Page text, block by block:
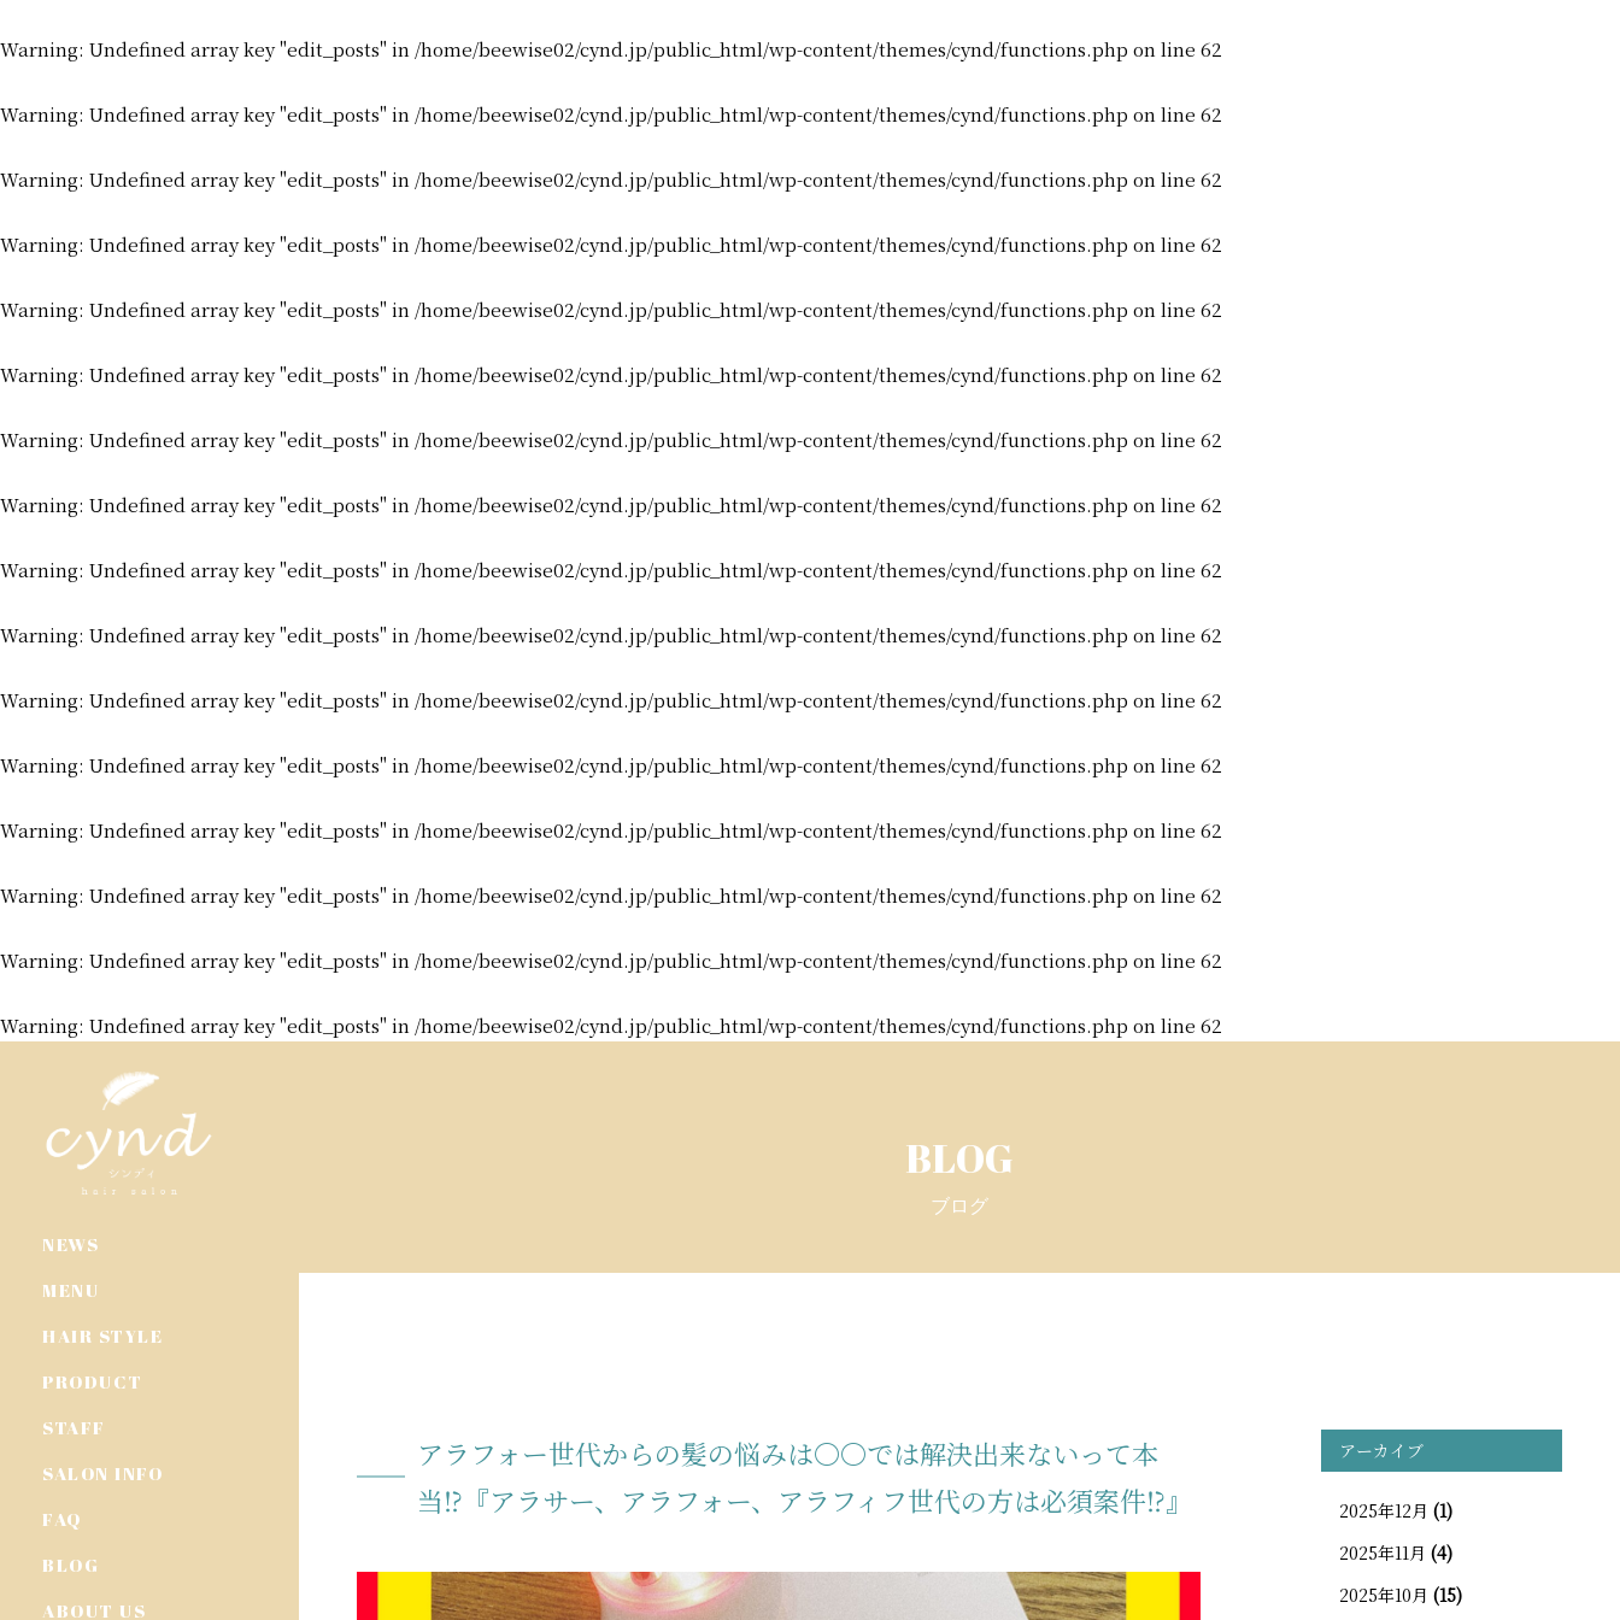
Warning: Undefined array key "edit_posts" in /home/beewise02/cynd.jp/public_html/wp-content/themes/cynd/functions.php on line 62
Warning: Undefined array key "edit_posts" in /home/beewise02/cynd.jp/public_html/wp-content/themes/cynd/functions.php on line 62
Warning: Undefined array key "edit_posts" in /home/beewise02/cynd.jp/public_html/wp-content/themes/cynd/functions.php on line 62
Warning: Undefined array key "edit_posts" in /home/beewise02/cynd.jp/public_html/wp-content/themes/cynd/functions.php on line 62
Warning: Undefined array key "edit_posts" in /home/beewise02/cynd.jp/public_html/wp-content/themes/cynd/functions.php on line 62
Warning: Undefined array key "edit_posts" in /home/beewise02/cynd.jp/public_html/wp-content/themes/cynd/functions.php on line 62
Warning: Undefined array key "edit_posts" in /home/beewise02/cynd.jp/public_html/wp-content/themes/cynd/functions.php on line 62
Warning: Undefined array key "edit_posts" in /home/beewise02/cynd.jp/public_html/wp-content/themes/cynd/functions.php on line 62
Warning: Undefined array key "edit_posts" in /home/beewise02/cynd.jp/public_html/wp-content/themes/cynd/functions.php on line 62
Warning: Undefined array key "edit_posts" in /home/beewise02/cynd.jp/public_html/wp-content/themes/cynd/functions.php on line 62
Warning: Undefined array key "edit_posts" in /home/beewise02/cynd.jp/public_html/wp-content/themes/cynd/functions.php on line 62
Warning: Undefined array key "edit_posts" in /home/beewise02/cynd.jp/public_html/wp-content/themes/cynd/functions.php on line 62
Warning: Undefined array key "edit_posts" in /home/beewise02/cynd.jp/public_html/wp-content/themes/cynd/functions.php on line 62
Warning: Undefined array key "edit_posts" in /home/beewise02/cynd.jp/public_html/wp-content/themes/cynd/functions.php on line 62
Warning: Undefined array key "edit_posts" in /home/beewise02/cynd.jp/public_html/wp-content/themes/cynd/functions.php on line 62
Warning: Undefined array key "edit_posts" in /home/beewise02/cynd.jp/public_html/wp-content/themes/cynd/functions.php on line 62
NEWS
MENU
HAIR STYLE
PRODUCT
STAFF
SALON INFO
FAQ
BLOG
ABOUT US
BLOG
ブログ
アーカイブ
2025年12月 (1)
2025年11月 (4)
2025年10月 (15)
アラフォー世代からの髪の悩みは〇〇では解決出来ないって本
当⁉︎『アラサー、アラフォー、アラフィフ世代の方は必須案件⁉︎』